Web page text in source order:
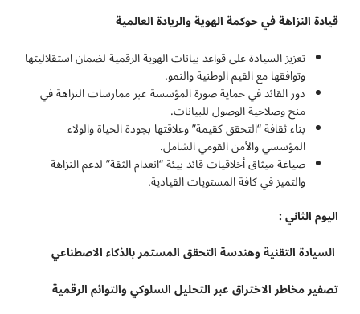
قيادة النزاهة في حوكمة الهوية والريادة العالمية
تعزيز السيادة على قواعد بيانات الهوية الرقمية لضمان استقلاليتها
وتوافقها مع القيم الوطنية والنمو.
دور القائد في حماية صورة المؤسسة عبر ممارسات النزاهة في
منح وصلاحية الوصول للبيانات.
بناء ثقافة “التحقق كقيمة” وعلاقتها بجودة الحياة والولاء
المؤسسي والأمن القومي الشامل.
صياغة ميثاق أخلاقيات قائد بيئة “انعدام الثقة” لدعم النزاهة
والتميز في كافة المستويات القيادية.
اليوم الثاني :
السيادة التقنية وهندسة التحقق المستمر بالذكاء الاصطناعي
تصفير مخاطر الاختراق عبر التحليل السلوكي والتوائم الرقمية